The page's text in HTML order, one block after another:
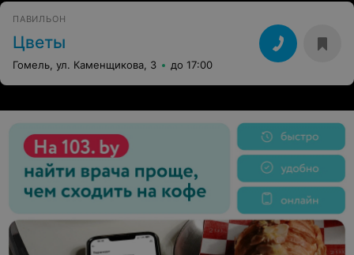
ПАВИЛЬОН
Цветы
Гомель, ул. Каменщикова, 3 до 17:00